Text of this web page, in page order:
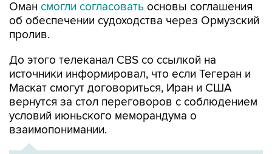
Оман смогли согласовать основы соглашения
об обеспечении судоходства через Ормузский
пролив.
До этого телеканал CBS со ссылкой на
источники информировал, что если Тегеран и
Маскат смогут договориться, Иран и США
вернутся за стол переговоров с соблюдением
условий июньского меморандума о
взаимопонимании.